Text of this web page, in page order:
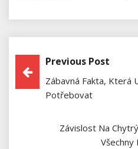
Navigace
Pro
Příspěvek
Previous Post
Zábavná Fakta, Která
Potřebovat
Závislost Na
Všechny